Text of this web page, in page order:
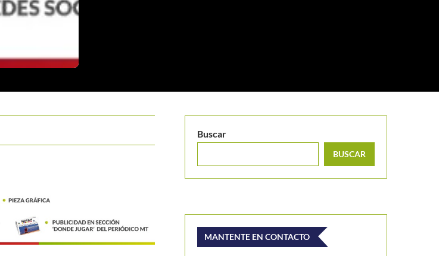
Buscar
BUSCAR
MANTENTE EN CONTACTO